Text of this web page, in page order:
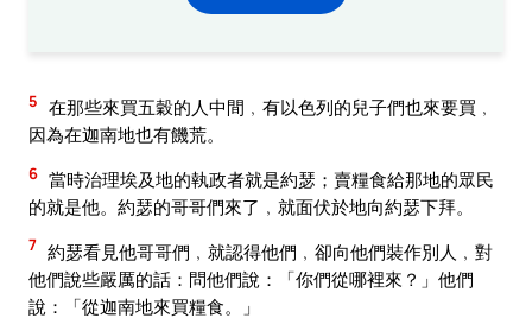
5 在那些來買五穀的人中間﹐有以色列的兒子們也來要買﹐
因為在迦南地也有饑荒。
6 當時治理埃及地的執政者就是約瑟；賣糧食給那地的眾民
的就是他。約瑟的哥哥們來了﹐就面伏於地向約瑟下拜。
7 約瑟看見他哥哥們﹐就認得他們﹐卻向他們裝作別人﹐對
他們說些嚴厲的話：問他們說：「你們從哪裡來？」他們
說：「從迦南地來買糧食。」